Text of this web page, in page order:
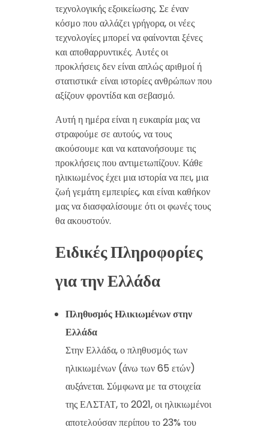
τεχνολογικής εξοικείωσης. Σε έναν
κόσμο που αλλάζει γρήγορα, οι νέες
τεχνολογίες μπορεί να φαίνονται ξένες
και αποθαρρυντικές. Αυτές οι
προκλήσεις δεν είναι απλώς αριθμοί ή
στατιστικά· είναι ιστορίες ανθρώπων που
αξίζουν φροντίδα και σεβασμό.
Αυτή η ημέρα είναι η ευκαιρία μας να
στραφούμε σε αυτούς, να τους
ακούσουμε και να κατανοήσουμε τις
προκλήσεις που αντιμετωπίζουν. Κάθε
ηλικιωμένος έχει μια ιστορία να πει, μια
ζωή γεμάτη εμπειρίες, και είναι καθήκον
μας να διασφαλίσουμε ότι οι φωνές τους
θα ακουστούν.
Ειδικές Πληροφορίες
για την Ελλάδα
Πληθυσμός Ηλικιωμένων στην
Ελλάδα
Στην Ελλάδα, ο πληθυσμός των
ηλικιωμένων (άνω των 65 ετών)
αυξάνεται. Σύμφωνα με τα στοιχεία
της ΕΛΣΤΑΤ, το 2021, οι ηλικιωμένοι
αποτελούσαν περίπου το 23% του